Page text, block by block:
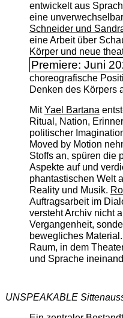
entwickelt aus
eine
Schneider und
eine Arbeit über
Körper und neue
Premiere: Juni
choreografische
Denken des Körpers
MitYael Bartana
Ritual, Nation,
politischer
Moved by Motion
Stoffs an, spüren die
Aspekte auf und
phantastischen Welt
Reality und Musik.
Auftragsarbeit im
versteht Archiv nicht
Vergangenheit,
bewegliches Material.
Raum, in dem
und Sprache
UNSPEAKABLE